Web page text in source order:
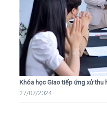
Khóa học Giao tiếp ứng xử thu
27/07/2024